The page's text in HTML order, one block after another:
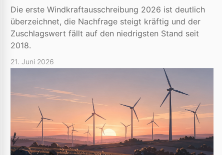
Die erste Windkraftausschreibung 2026 ist deutlich
überzeichnet, die Nachfrage steigt kräftig und der
Zuschlagswert fällt auf den niedrigsten Stand seit
2018.
21. Juni 2026